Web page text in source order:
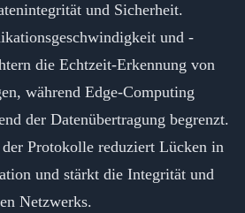
und Sicherheit.
und -
die Echtzeit-Erkennung von
während Edge-Computing
der Datenübertragung begrenzt.
Protokolle reduziert Lücken in
und stärkt die Integrität und
Netzwerks.